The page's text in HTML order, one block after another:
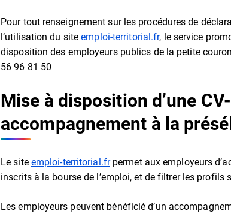
Pour tout renseignement sur les procédures de
l’utilisation du siteemploi-territorial.fr, le service
disposition des employeurs publics de la petite
56 96 81 50
Mise à disposition d’une
accompagnement à la
Le site emploi-territorial.frpermet aux employeurs
inscrits à la bourse de l’emploi, et de filtrer les profils
Les employeurs peuvent bénéficié d’un